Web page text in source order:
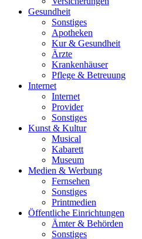
Gesundheit
Sonstiges
Apotheken
Kur & Gesundheit
Ärzte
Krankenhäuser
Pflege & Betreuung
Internet
Internet
Provider
Sonstiges
Kunst & Kultur
Musical
Kabarett
Museum
Medien & Werbung
Fernsehen
Sonstiges
Printmedien
Öffentliche Einrichtungen
Ämter & Behörden
Sonstiges